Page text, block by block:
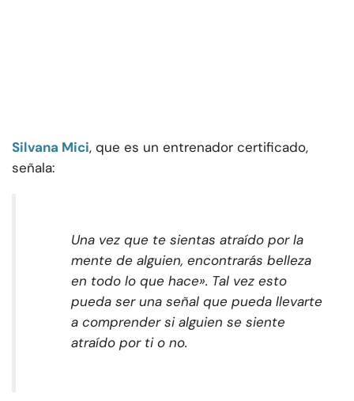
Silvana Mici, que es un entrenador certificado,
señala:
Una vez que te sientas atraído por la
mente de alguien, encontrarás belleza
en todo lo que hace». Tal vez esto
pueda ser una señal que pueda llevarte
a comprender si alguien se siente
atraído por ti o no.